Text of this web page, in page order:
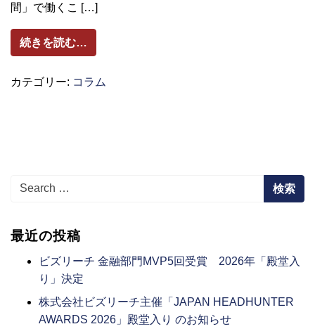
間」で働くこ […]
続きを読む…
カテゴリー: コラム
Search for:
最近の投稿
ビズリーチ 金融部門MVP5回受賞 2026年「殿堂入
り」決定
株式会社ビズリーチ主催「JAPAN HEADHUNTER
AWARDS 2026」殿堂入り のお知らせ